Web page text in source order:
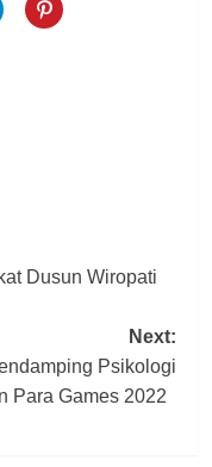
Dusun Wiropati
Next:
Psikologi
Para Games 2022